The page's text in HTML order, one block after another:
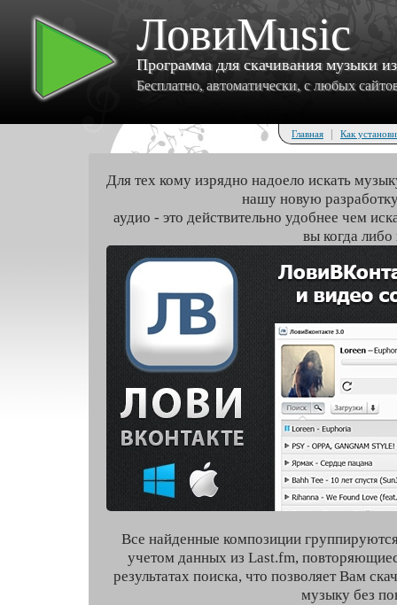
ЛовиMusic
Программа для скачивания музыки
Бесплатно, автоматически, с любых
Главная | Как
Для тех кому изрядно надоело искать
нашу новую
аудио - это действительно удобнее чем
вы когда либо
Все найденные композиции
учетом данных из Last.fm,
результатах поиска, что позволяет Вам
музыку без